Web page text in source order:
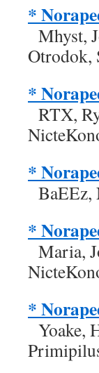
*
Mhyst,
Otrodok,
*
RTX,
*
BaEEz,
*
Maria,
*
Yoake,